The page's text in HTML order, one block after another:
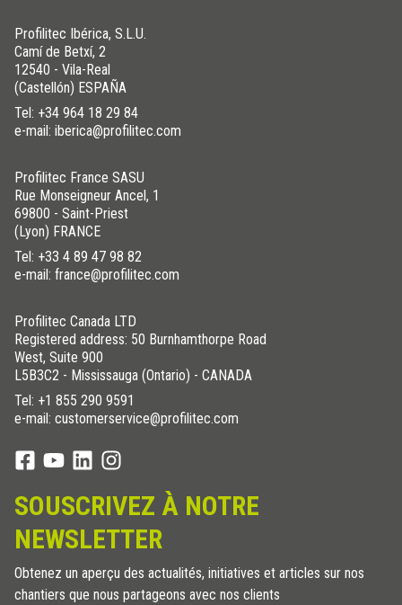
Profilitec Ibérica, S.L.U.
Camí de Betxí, 2
12540 - Vila-Real
(Castellón) ESPAÑA
Tel: +34 964 18 29 84
e-mail: iberica@profilitec.com
Profilitec France SASU
Rue Monseigneur Ancel, 1
69800 - Saint-Priest
(Lyon) FRANCE
Tel: +33 4 89 47 98 82
e-mail: france@profilitec.com
Profilitec Canada LTD
Registered address: 50 Burnhamthorpe Road
West, Suite 900
L5B3C2 - Mississauga (Ontario) - CANADA
Tel: +1 855 290 9591
e-mail: customerservice@profilitec.com
SOUSCRIVEZ À NOTRE
NEWSLETTER
Obtenez un aperçu des actualités, initiatives et articles sur nos
chantiers que nous partageons avec nos clients